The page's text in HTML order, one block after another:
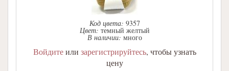
Код цвета: 9357
Цвет: темный желтый
В наличии: много
Войдитеили зарегистрируйтесь, чтобы узнать
цену